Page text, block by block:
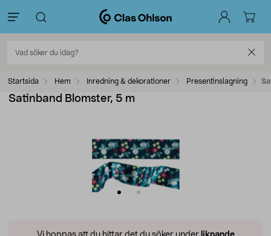
Startsida Hem Inredning & dekorationer Presentinslagning
Satinband Blomster, 5 m